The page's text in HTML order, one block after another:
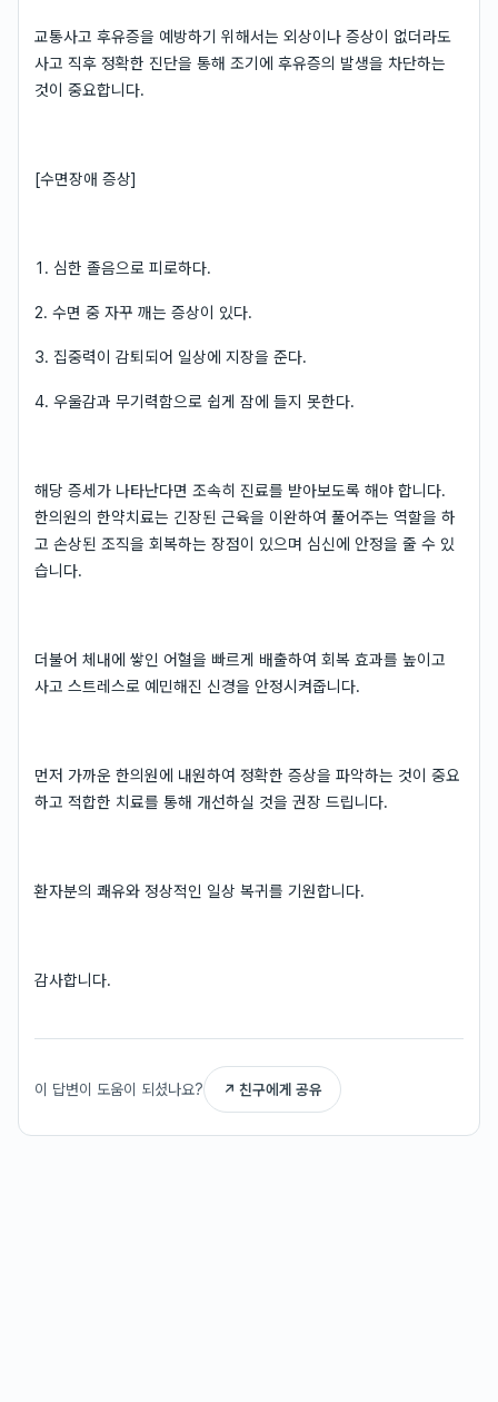
교통사고 후유증을 예방하기 위해서는 외상이나 증상이 없더라도
사고 직후 정확한 진단을 통해 조기에 후유증의 발생을 차단하는
것이 중요합니다.
[수면장애 증상]
1. 심한 졸음으로 피로하다.
2. 수면 중 자꾸 깨는 증상이 있다.
3. 집중력이 감퇴되어 일상에 지장을 준다.
4. 우울감과 무기력함으로 쉽게 잠에 들지 못한다.
해당 증세가 나타난다면 조속히 진료를 받아보도록 해야 합니다.
한의원의 한약치료는 긴장된 근육을 이완하여 풀어주는 역할을 하
고 손상된 조직을 회복하는 장점이 있으며 심신에 안정을 줄 수 있
습니다.
더불어 체내에 쌓인 어혈을 빠르게 배출하여 회복 효과를 높이고
사고 스트레스로 예민해진 신경을 안정시켜줍니다.
먼저 가까운 한의원에 내원하여 정확한 증상을 파악하는 것이 중요
하고 적합한 치료를 통해 개선하실 것을 권장 드립니다.
환자분의 쾌유와 정상적인 일상 복귀를 기원합니다.
감사합니다.
이 답변이 도움이 되셨나요? ↗ 친구에게 공유